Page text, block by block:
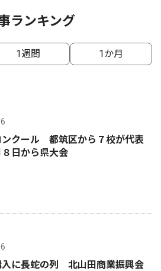
ランキング
1週間 1か月
ンクール 都筑区から７校が代表
日から県大会
入に長蛇の列 北山田商業振興会